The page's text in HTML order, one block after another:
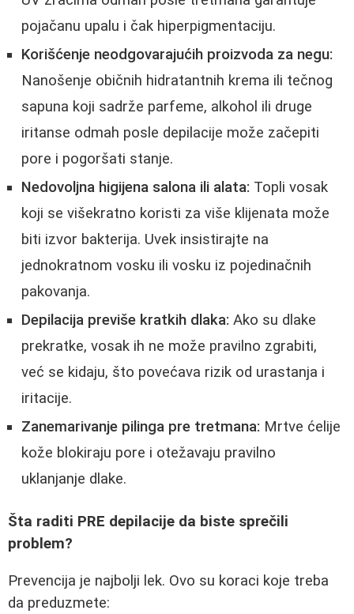
pojačanu upalu i čak hiperpigmentaciju.
Korišćenje neodgovarajućih proizvoda za negu:
Nanošenje običnih hidratantnih krema ili tečnog
sapuna koji sadrže parfeme, alkohol ili druge
iritanse odmah posle depilacije može začepiti
pore i pogoršati stanje.
Nedovoljna higijena salona ili alata: Topli vosak
koji se višekratno koristi za više klijenata može
biti izvor bakterija. Uvek insistirajte na
jednokratnom vosku ili vosku iz pojedinačnih
pakovanja.
Depilacija previše kratkih dlaka: Ako su dlake
prekratke, vosak ih ne može pravilno zgrabiti,
već se kidaju, što povećava rizik od urastanja i
iritacije.
Zanemarivanje pilinga pre tretmana: Mrtve ćelije
kože blokiraju pore i otežavaju pravilno
uklanjanje dlake.
Šta raditi PRE depilacije da biste sprečili
problem?
Prevencija je najbolji lek. Ovo su koraci koje treba
da preduzmete: